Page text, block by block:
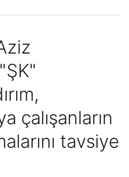
çalışanların
tavsiye